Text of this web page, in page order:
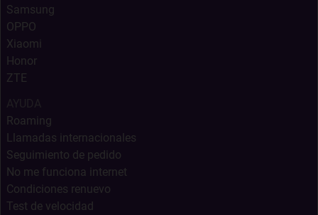
Samsung
OPPO
Xiaomi
Honor
ZTE
Roaming
Llamadas internacionales
Seguimiento de pedido
No me funciona internet
Condiciones renuevo
Test de velocidad